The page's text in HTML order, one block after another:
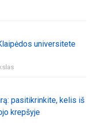
universitete
pasitikrinkite, kelis iš
krepšyje